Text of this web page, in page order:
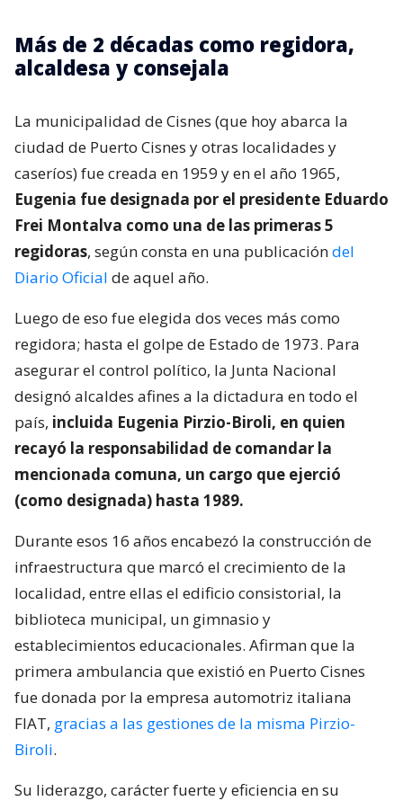
Más de 2 décadas como regidora,
alcaldesa y consejala
La municipalidad de Cisnes (que hoy abarca la
ciudad de Puerto Cisnes y otras localidades y
caseríos) fue creada en 1959 y en el año 1965,
Eugenia fue designada por el presidente Eduardo
Frei Montalva como una de las primeras 5
regidoras, según consta en una publicacióndel
Diario Oficial de aquel año.
Luego de eso fue elegida dos veces más como
regidora; hasta el golpe de Estado de 1973. Para
asegurar el control político, la Junta Nacional
designó alcaldes afines a la dictadura en todo el
país, incluida Eugenia Pirzio-Biroli, en quien
recayó la responsabilidad de comandar la
mencionada comuna, un cargo que ejerció
(como designada) hasta 1989.
Durante esos 16 años encabezó la construcción de
infraestructura que marcó el crecimiento de la
localidad, entre ellas el edificio consistorial, la
biblioteca municipal, un gimnasio y
establecimientos educacionales. Afirman que la
primera ambulancia que existió en Puerto Cisnes
fue donada por la empresa automotriz italiana
FIAT, gracias a las gestiones de la misma Pirzio-
Biroli.
Su liderazgo, carácter fuerte y eficiencia en su